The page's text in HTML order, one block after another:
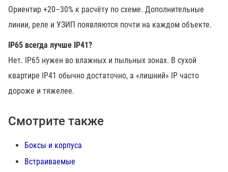
Ориентир +20–30% к расчёту по схеме. Дополнительные
линии, реле и УЗИП появляются почти на каждом объекте.
IP65 всегда лучше IP41?
Нет. IP65 нужен во влажных и пыльных зонах. В сухой
квартире IP41 обычно достаточно, а «лишний» IP часто
дороже и тяжелее.
Смотрите также
Боксы и корпуса
Встраиваемые